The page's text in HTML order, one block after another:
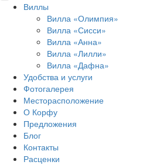
Виллы
Вилла «Олимпия»
Вилла «Сисси»
Вилла «Анна»
Вилла «Лилли»
Вилла «Дафна»
Удобства и услуги
Фотогалерея
Месторасположение
О Корфу
Предложения
Блог
Контакты
Расценки